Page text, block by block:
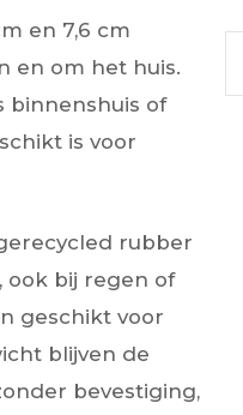
en 7,6 cm
en om het huis.
binnenshuis of
is voor
rubber
ook bij regen of
geschikt voor
blijven de
bevestiging,